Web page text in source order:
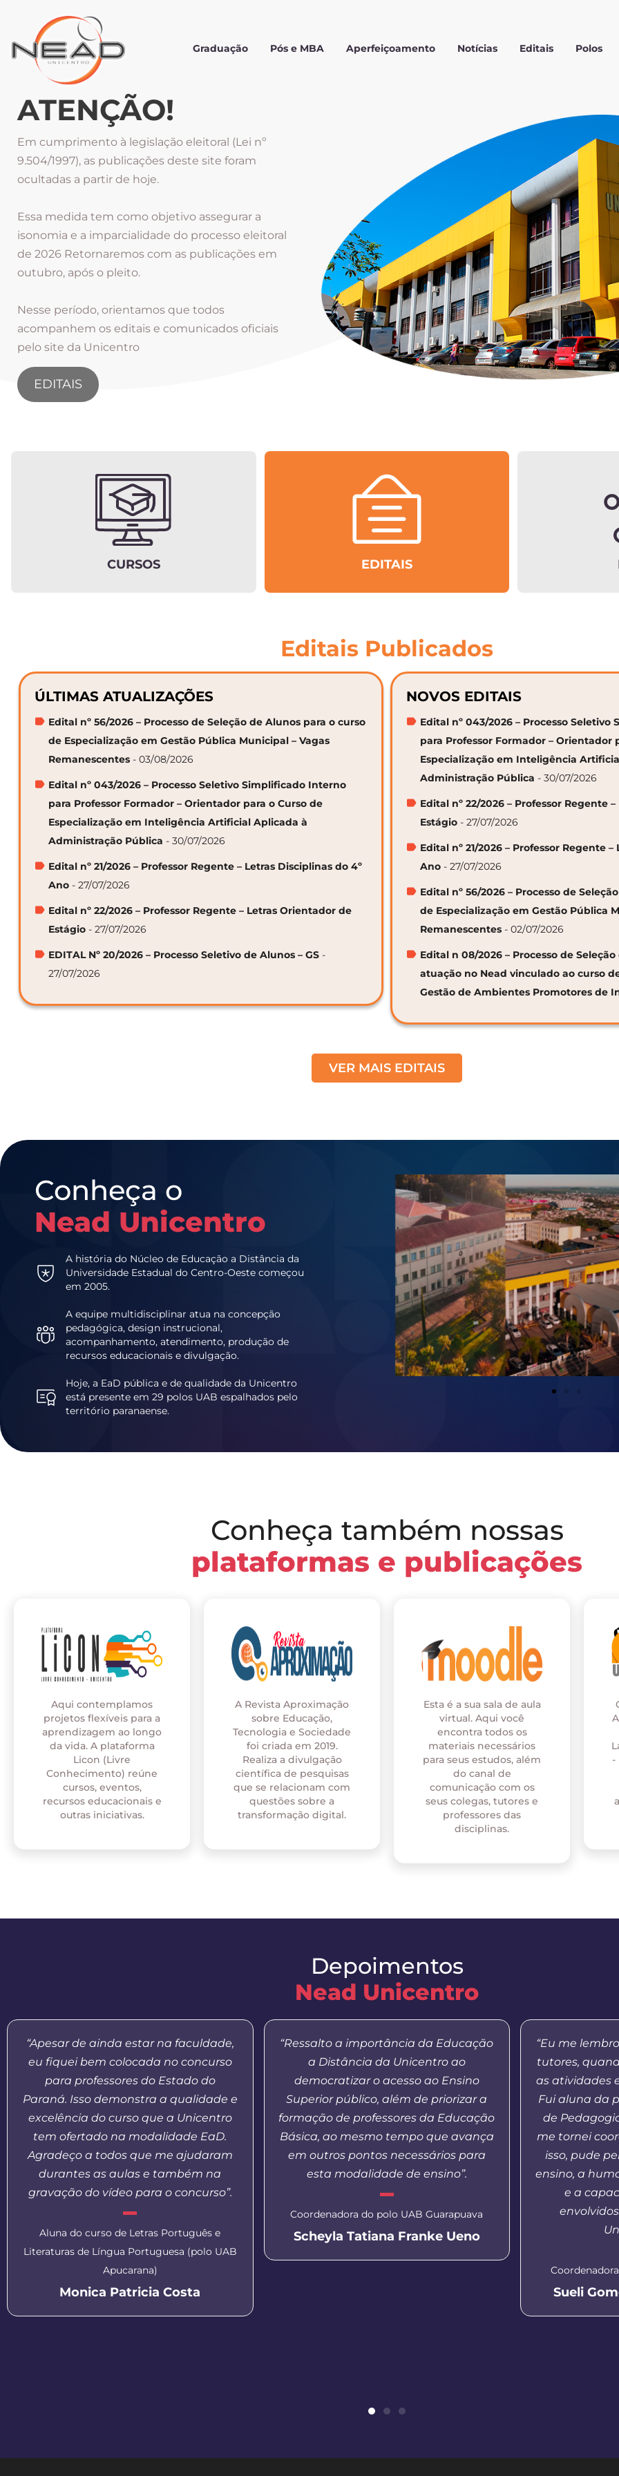
Graduação Pós e MBA Aperfeiçoamento Notícias Editais Polos
ATENÇÃO!
Em cumprimento à legislação eleitoral (Lei nº
9.504/1997), as publicações deste site foram
ocultadas a partir de hoje.
Essa medida tem como objetivo assegurar a
isonomia e a imparcialidade do processo eleitoral
de 2026 Retornaremos com as publicações em
outubro, após o pleito.
Nesse período, orientamos que todos
acompanhem os editais e comunicados oficiais
pelo site da Unicentro
EDITAIS
CURSOS EDITAIS
Editais Publicados
ÚLTIMAS ATUALIZAÇÕES
Edital nº 56/2026 – Processo de Seleção de Alunos para o curso
de Especialização em Gestão Pública Municipal – Vagas
Remanescentes - 03/08/2026
Edital nº 043/2026 – Processo Seletivo Simplificado Interno
para Professor Formador – Orientador para o Curso de
Especialização em Inteligência Artificial Aplicada à
Administração Pública - 30/07/2026
Edital nº 21/2026 – Professor Regente – Letras Disciplinas do 4º
Ano - 27/07/2026
Edital nº 22/2026 – Professor Regente – Letras Orientador de
Estágio - 27/07/2026
EDITAL Nº 20/2026 – Processo Seletivo de Alunos – GS -
27/07/2026
NOVOS EDITAIS
Edital nº 043/2026 – Processo
para Professor Formador – Orientador
Especialização em Inteligência
Administração Pública - 30/07/2026
Edital nº 22/2026 – Professor Regente
Estágio - 27/07/2026
Edital nº 21/2026 – Professor Regente
Ano - 27/07/2026
Edital nº 56/2026 – Processo de
de Especialização em Gestão Pública
Remanescentes - 02/07/2026
Edital n 08/2026 – Processo de
atuação no Nead vinculado ao curso
Gestão de Ambientes Promotores de
VER MAIS EDITAIS
Conheça o
Nead Unicentro
A história do Núcleo de Educação a Distância da
Universidade Estadual do Centro-Oeste começou
em 2005.
A equipe multidisciplinar atua na concepção
pedagógica, design instrucional,
acompanhamento, atendimento, produção de
recursos educacionais e divulgação.
Hoje, a EaD pública e de qualidade da Unicentro
está presente em 29 polos UAB espalhados pelo
território paranaense.
Conheça também nossas
plataformas e publicações
Aqui contemplamos
projetos flexíveis para a
aprendizagem ao longo
da vida. A plataforma
Licon (Livre
Conhecimento) reúne
cursos, eventos,
recursos educacionais e
outras iniciativas.
A Revista Aproximação
sobre Educação,
Tecnologia e Sociedade
foi criada em 2019.
Realiza a divulgação
científica de pesquisas
que se relacionam com
questões sobre a
transformação digital.
Esta é a sua sala de aula
virtual. Aqui você
encontra todos os
materiais necessários
para seus estudos, além
do canal de
comunicação com os
seus colegas, tutores e
professores das
disciplinas.
-
Depoimentos
Nead Unicentro
“Apesar de ainda estar na faculdade,
eu fiquei bem colocada no concurso
para professores do Estado do
Paraná. Isso demonstra a qualidade e
excelência do curso que a Unicentro
tem ofertado na modalidade EaD.
Agradeço a todos que me ajudaram
durantes as aulas e também na
gravação do vídeo para o concurso”.
Aluna do curso de Letras Português e
Literaturas de Língua Portuguesa (polo UAB
Apucarana)
Monica Patricia Costa
“Ressalto a importância da Educação
a Distância da Unicentro ao
democratizar o acesso ao Ensino
Superior público, além de priorizar a
formação de professores da Educação
Básica, ao mesmo tempo que avança
em outros pontos necessários para
esta modalidade de ensino”.
Coordenadora do polo UAB Guarapuava
Scheyla Tatiana Franke Ueno
“Eu me
tutores,
as atividades
Fui aluna da
de
me tornei
isso, pude
ensino, a
e a
Sueli